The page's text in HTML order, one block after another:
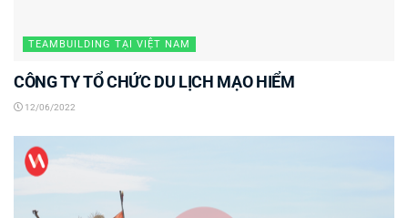
TEAMBUILDING TẠI VIỆT NAM
CÔNG TY TỔ CHỨC DU LỊCH MẠO HIỂM
12/06/2022